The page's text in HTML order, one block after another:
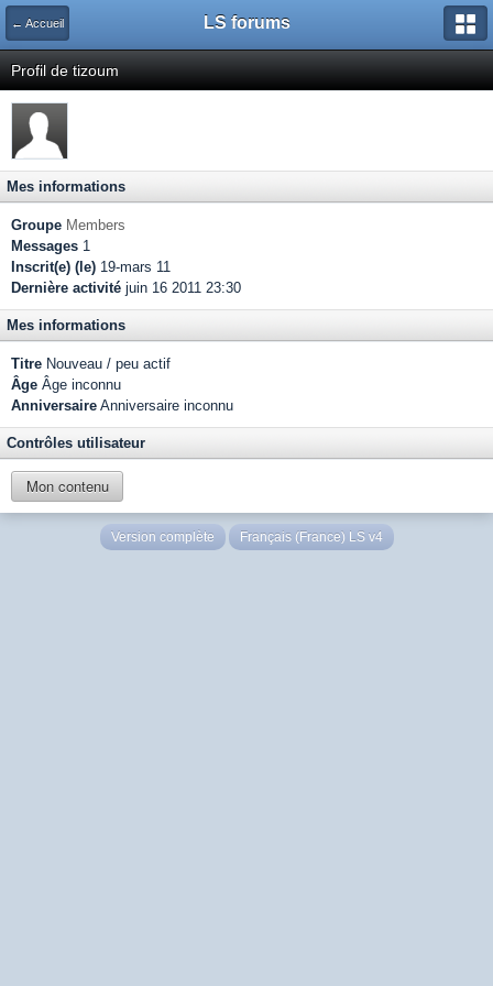
← Accueil LS forums
Profil de tizoum
Mes informations
Groupe Members
Messages 1
Inscrit(e) (le) 19-mars 11
Dernière activité juin 16 2011 23:30
Mes informations
Titre Nouveau / peu actif
Âge Âge inconnu
Anniversaire Anniversaire inconnu
Contrôles utilisateur
Mon contenu
Version complète Français (France) LS v4